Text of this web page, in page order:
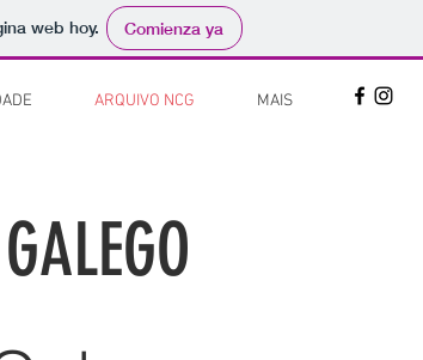
web hoy. Comienza ya
ARQUIVO NCG MAIS